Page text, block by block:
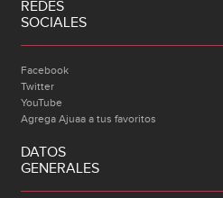
REDES
SOCIALES
Facebook
Twitter
YouTube
Agrega Ajuaa a tus favoritos
DATOS
GENERALES